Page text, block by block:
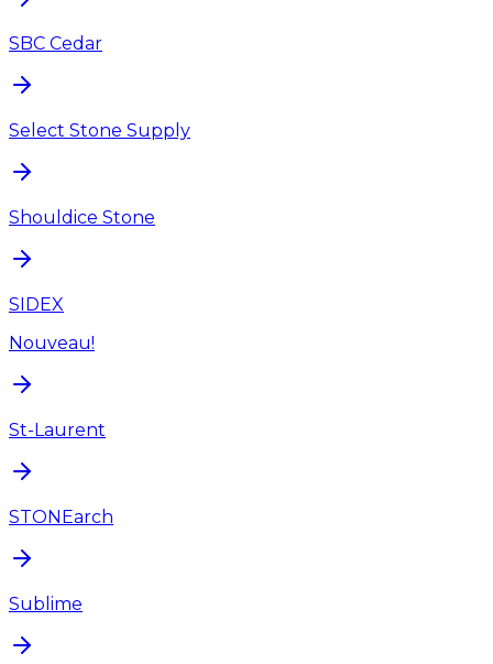
SBC Cedar
Select Stone Supply
Shouldice Stone
SIDEX
Nouveau!
St-Laurent
STONEarch
Sublime